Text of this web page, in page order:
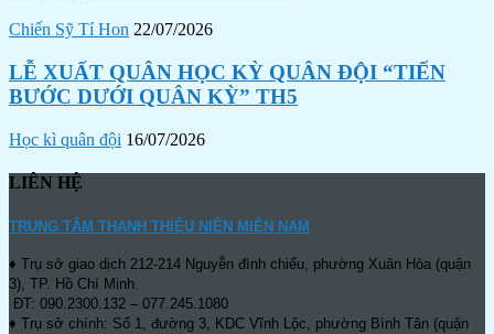
Chiến Sỹ Tí Hon 22/07/2026
LỄ XUẤT QUÂN HỌC KỲ QUÂN ĐỘI “TIẾN
BƯỚC DƯỚI QUÂN KỲ” TH5
Học kì quân đội 16/07/2026
LIÊN HỆ
TRUNG TÂM THANH THIẾU NIÊN MIỀN NAM
♦ Trụ sở giao dịch 212-214 Nguyễn đình chiểu, phường Xuân Hòa (quận
3), TP. Hồ Chí Minh.
ĐT: 090.2300.132 – 077.245.1080
♦ Trụ sở chính: Số 1, đường 3, KDC Vĩnh Lộc, phường Bình Tân (quận